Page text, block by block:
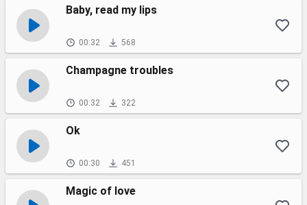
Baby, read my lips
00:32 568
Champagne troubles
00:32 322
Ok
00:30 451
Magic of love